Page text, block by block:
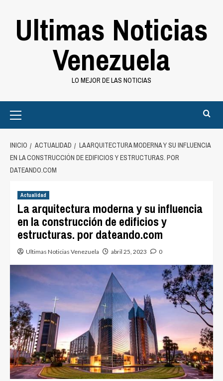
Ultimas Noticias
Venezuela
LO MEJOR DE LAS NOTICIAS
Menu
INICIO ACTUALIDAD
LA ARQUITECTURA MODERNA Y SU INFLUENCIA
EN LA CONSTRUCCIÓN DE EDIFICIOS Y ESTRUCTURAS. POR
DATEANDO.COM
Actualidad
La arquitectura moderna y su influencia
en la construcción de edificios y
estructuras. por dateando.com
Ultimas Noticias Venezuela abril 25, 2023 0